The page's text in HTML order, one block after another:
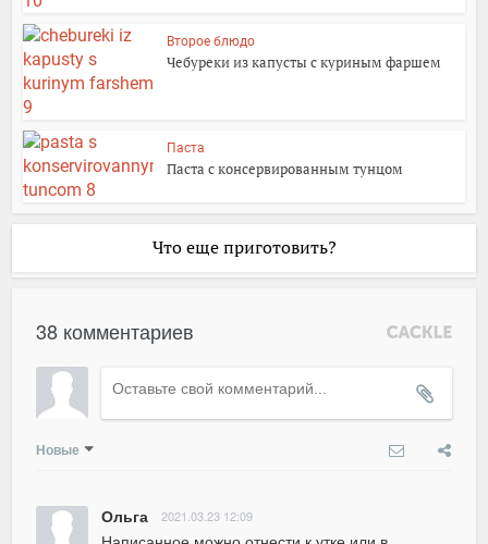
Второе блюдо
Чебуреки из капусты с куриным фаршем
Паста
Паста с консервированным тунцом
Что еще приготовить?
38 комментариев
Новые
Ольга 2021.03.23 12:09